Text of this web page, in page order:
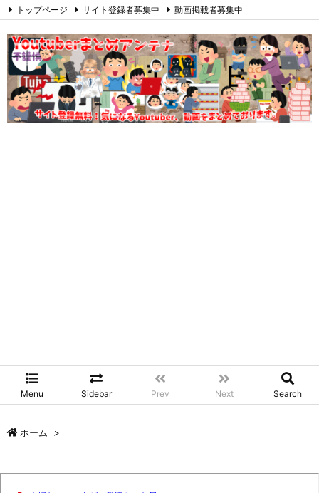
Menu Sidebar Prev Next Search
トップページ サイト登録者募集中
動画掲載者募集中
エンタメ
ハンドメイド 乗り物 音楽 RSS Feedly
ホーム >